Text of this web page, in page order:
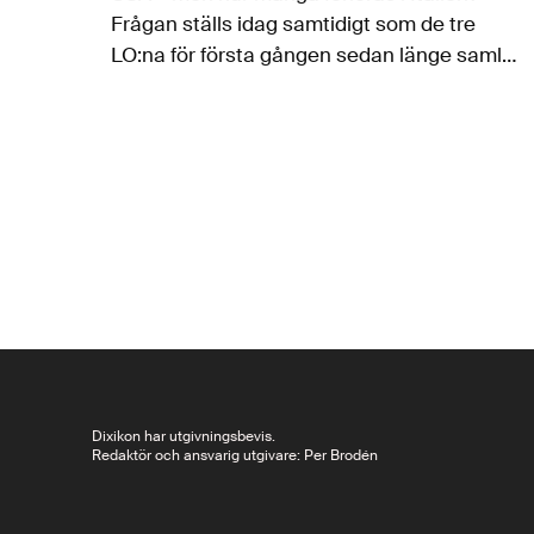
Frågan ställs idag samtidigt som de tre
LO:na för första gången sedan länge samlas
Dixikon har utgivningsbevis.
Redaktör och ansvarig utgivare: Per Brodén